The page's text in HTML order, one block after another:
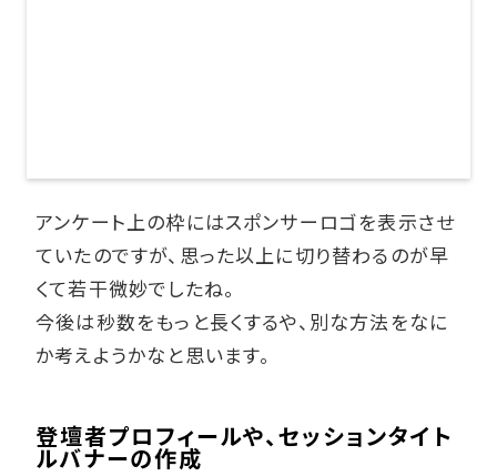
アンケート上の枠にはスポンサーロゴを表示させ
ていたのですが、思った以上に切り替わるのが早
くて若干微妙でしたね。
今後は秒数をもっと長くするや、別な方法をなに
か考えようかなと思います。
登壇者プロフィールや、セッションタイト
ルバナーの作成